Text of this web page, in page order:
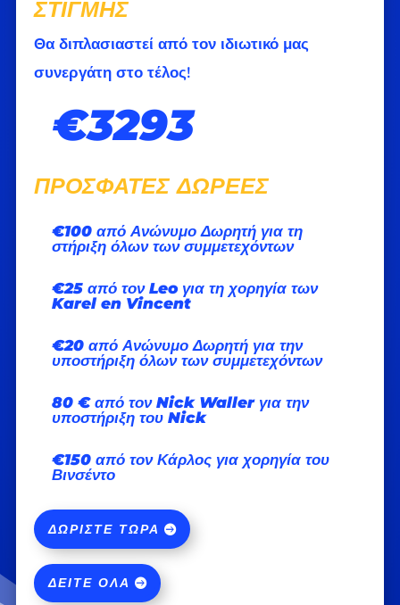
ΣΤΙΓΜΉΣ
Θα διπλασιαστεί από τον ιδιωτικό μας
συνεργάτη στο τέλος!
€3293
ΠΡΌΣΦΑΤΕΣ ΔΩΡΕΈΣ
€100 από Ανώνυμο Δωρητή για τη
στήριξη όλων των συμμετεχόντων
€25 από τον Leo για τη χορηγία των
Karel en Vincent
€20 από Ανώνυμο Δωρητή για την
υποστήριξη όλων των συμμετεχόντων
80 € από τον Nick Waller για την
υποστήριξη του Nick
€150 από τον Κάρλος για χορηγία του
Βινσέντο
ΔΩΡΊΣΤΕ ΤΏΡΑ
ΔΕΊΤΕ ΌΛΑ